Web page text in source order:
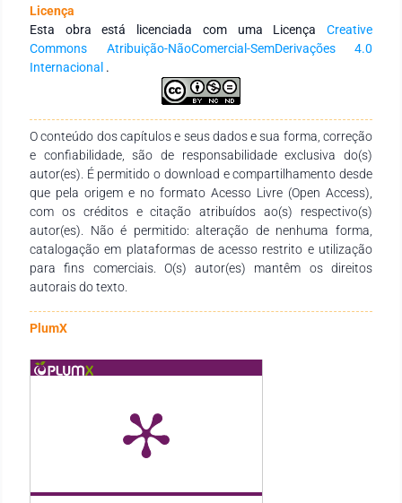
Licença
Esta obra está licenciada com uma Licença Creative
Commons Atribuição-NãoComercial-SemDerivações 4.0
Internacional .
O conteúdo dos capítulos e seus dados e sua forma, correção
e confiabilidade, são de responsabilidade exclusiva do(s)
autor(es). É permitido o download e compartilhamento desde
que pela origem e no formato Acesso Livre (Open Access),
com os créditos e citação atribuídos ao(s) respectivo(s)
autor(es). Não é permitido: alteração de nenhuma forma,
catalogação em plataformas de acesso restrito e utilização
para fins comerciais. O(s) autor(es) mantêm os direitos
autorais do texto.
PlumX